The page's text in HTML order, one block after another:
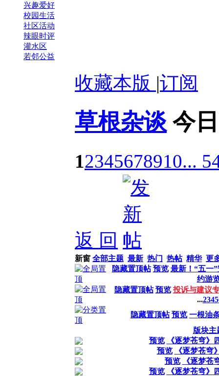
兴趣爱好
校园生活
社区活动
辣眼时评
灌水区
若邻公益
收藏本版 |订阅
草根杂谈 今
12345678910...
返 回
新窗 全部主题 最新 热门 热帖 精华 更
隐藏置顶帖 预览 最新！“五一
约游
隐藏置顶帖 预览 投诉与建议
...2345
隐藏置顶帖 预览 一根油
版块主
预览
《逐梦苍穹》
预览
《逐梦苍穹
预览
《逐梦苍
预览
《逐梦苍穹》